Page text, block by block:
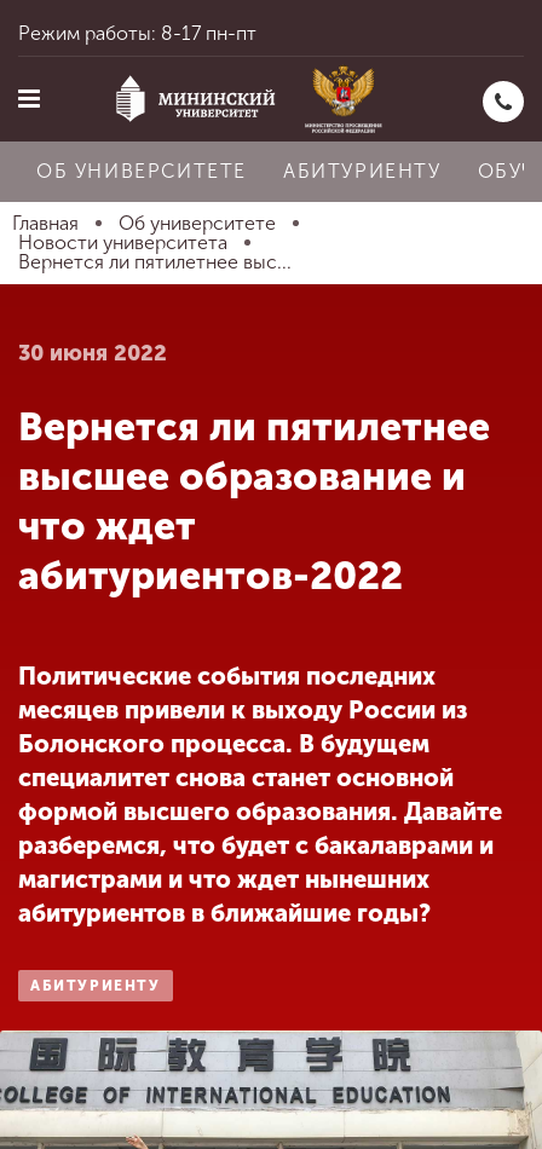
Главная
Абитуриенту
Обучение
Международная
деятельность
Другие виды
деятельности
Студенческая жизнь
образовательной
организации
Режим работы: 8-17 пн-пт
ОБ УНИВЕРСИТЕТЕ АБИТУРИЕНТУ
Главная
Об университете
Новости университета
Вернется ли пятилетнее выс...
30 июня 2022
Вернется ли пятилетнее
высшее образование и
что ждет
абитуриентов-2022
Политические события последних
месяцев привели к выходу России из
Болонского процесса. В будущем
специалитет снова станет основной
формой высшего образования. Давайте
разберемся, что будет с бакалаврами и
магистрами и что ждет нынешних
абитуриентов в ближайшие годы?
АБИТУРИЕНТУ